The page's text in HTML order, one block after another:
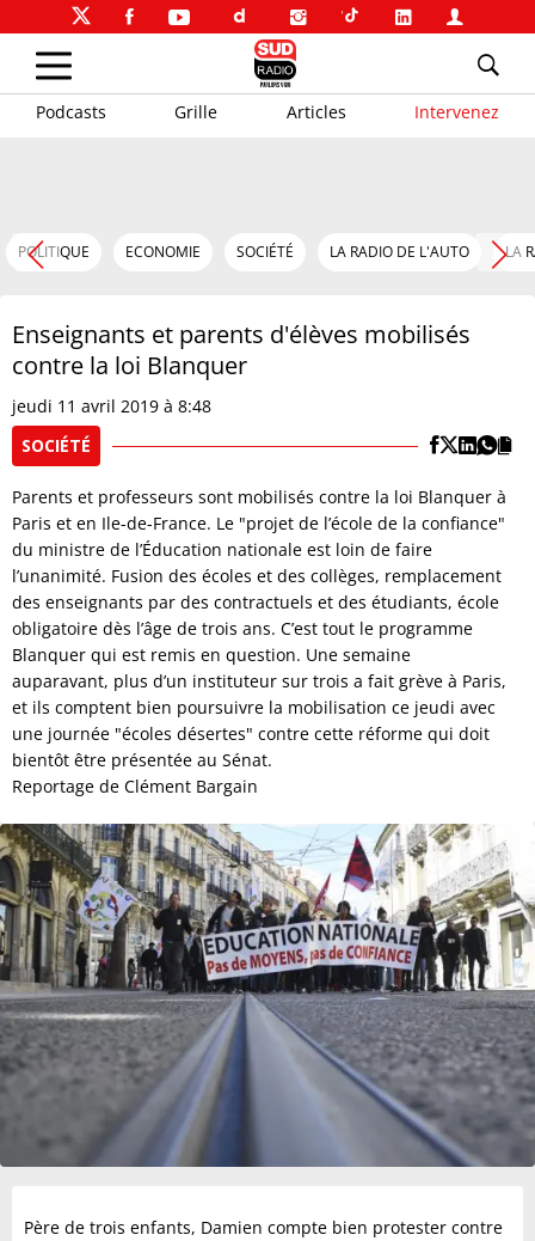
Podcasts Grille Articles Intervenez
POLITIQUE ECONOMIE SOCIÉTÉ LA RADIO DE L'AUTO LA
Enseignants et parents d'élèves mobilisés
contre la loi Blanquer
jeudi 11 avril 2019 à 8:48
SOCIÉTÉ
Parents et professeurs sont mobilisés contre la loi Blanquer à
Paris et en Ile-de-France. Le "projet de l’école de la confiance"
du ministre de l’Éducation nationale est loin de faire
l’unanimité. Fusion des écoles et des collèges, remplacement
des enseignants par des contractuels et des étudiants, école
obligatoire dès l’âge de trois ans. C’est tout le programme
Blanquer qui est remis en question. Une semaine
auparavant, plus d’un instituteur sur trois a fait grève à Paris,
et ils comptent bien poursuivre la mobilisation ce jeudi avec
une journée "écoles désertes" contre cette réforme qui doit
bientôt être présentée au Sénat.
Reportage de Clément Bargain
Père de trois enfants, Damien compte bien protester contre